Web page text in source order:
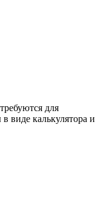
для
виде калькулятора и